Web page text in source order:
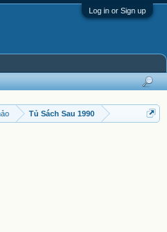
Log in or Sign up
Tủ Sách Sau 1990